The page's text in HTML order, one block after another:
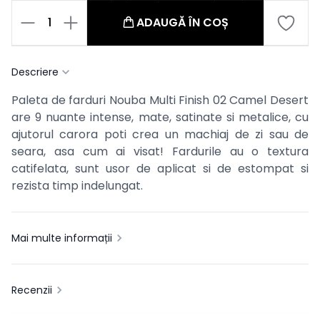
1 ADAUGĂ ÎN COȘ
Descriere
Paleta de farduri Nouba Multi Finish 02 Camel Desert
are 9 nuante intense, mate, satinate si metalice, cu
ajutorul carora poti crea un machiaj de zi sau de
seara, asa cum ai visat! Fardurile au o textura
catifelata, sunt usor de aplicat si de estompat si
rezista timp indelungat.
Mai multe informații
Recenzii